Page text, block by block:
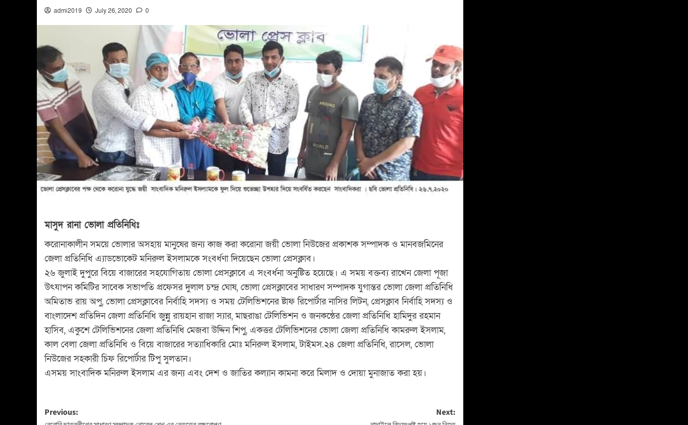
admi2019 July 26, 2020 0
মাসুদ রানা ভোলা প্রতিনিধিঃ
করোনাকালীন সময়ে ভোলার অসহায় মানুষের জন্য কাজ করা করোনা জয়ী ভোলা নিউজের প্রকাশক সম্পাদক ও মানবজমিনের
জেলা প্রতিনিধি এ্যাডভোকেট মনিরুল ইসলামকে সংবর্ধণা দিয়েছেন ভোলা প্রেসক্লাব।
২৬ জুলাই দুপুরে বিয়ে বাজারের সহযোগিতায় ভোলা প্রেসক্লাবে এ সংবর্ধনা অনুষ্টিত হয়েছে। এ সময় বক্তব্য রাখেন জেলা পূজা
উৎযাপন কমিটির সাবেক সভাপতি প্রফেসর দুলাল চন্দ্র ঘোষ, ভোলা প্রেসক্লাবের সাধারণ সম্পাদক যুগান্তর ভোলা জেলা প্রতিনিধি
অমিতাভ রায় অপু, ভোলা প্রেসক্লাবের নির্বাহি সদস্য ও সময় টেলিভিশনের ষ্টাফ রিপোর্টার নাসির লিটন, প্রেসক্লাব নির্বাহি সদস্য ও
বাংলাদেশ প্রতিদিন জেলা প্রতিনিধি জুন্নু রায়হান রাজা স্যার, মাছরাঙা টেলিভিশন ও জনকন্ঠের জেলা প্রতিনিধি হামিদুর রহমান
হাসিব, একুশে টেলিভিশনের জেলা প্রতিনিধি মেজবা উদ্দিন শিপু, একত্তর টেলিভিশনের ভোলা জেলা প্রতিনিধি কামরুল ইসলাম,
কাল বেলা জেলা প্রতিনিধি ও বিয়ে বাজারের সত্যাধিকারি মোঃ মনিরুল ইসলাম, টাইমস.২৪ জেলা প্রতিনিধি, রাসেল, ভোলা
নিউজের সহকারী চিফ রিপোর্টার টিপু সুলতান।
এসময় সাংবাদিক মনিরুল ইসলাম এর জন্য এবং দেশ ও জাতির কল্যান কামনা করে মিলাদ ও দোয়া মুনাজাত করা হয়।
Previous:
Next: